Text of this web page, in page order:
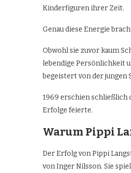
Kinderfiguren ihrer Zeit.
Genau diese Energie
Obwohl sie zuvor kaum
lebendige Persönlichkeit
begeistert von der jungen
1969 erschien schließlich
Erfolge feierte.
Warum Pippi
Der Erfolg von Pippi
von Inger Nilsson. Sie